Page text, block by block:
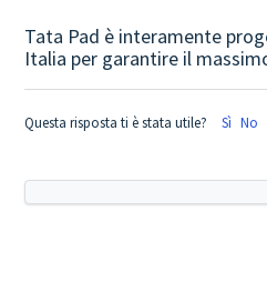
Tata Pad è interamente
Italia per garantire il
Questa risposta ti è stata utile? Sì No